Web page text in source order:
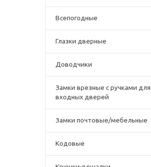
Всепогодные
Глазки дверные
Доводчики
Замки врезные с ручками для
входных дверей
Замки почтовые/мебельные
Кодовые